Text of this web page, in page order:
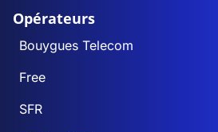
Opérateurs
Bouygues Telecom
Free
SFR